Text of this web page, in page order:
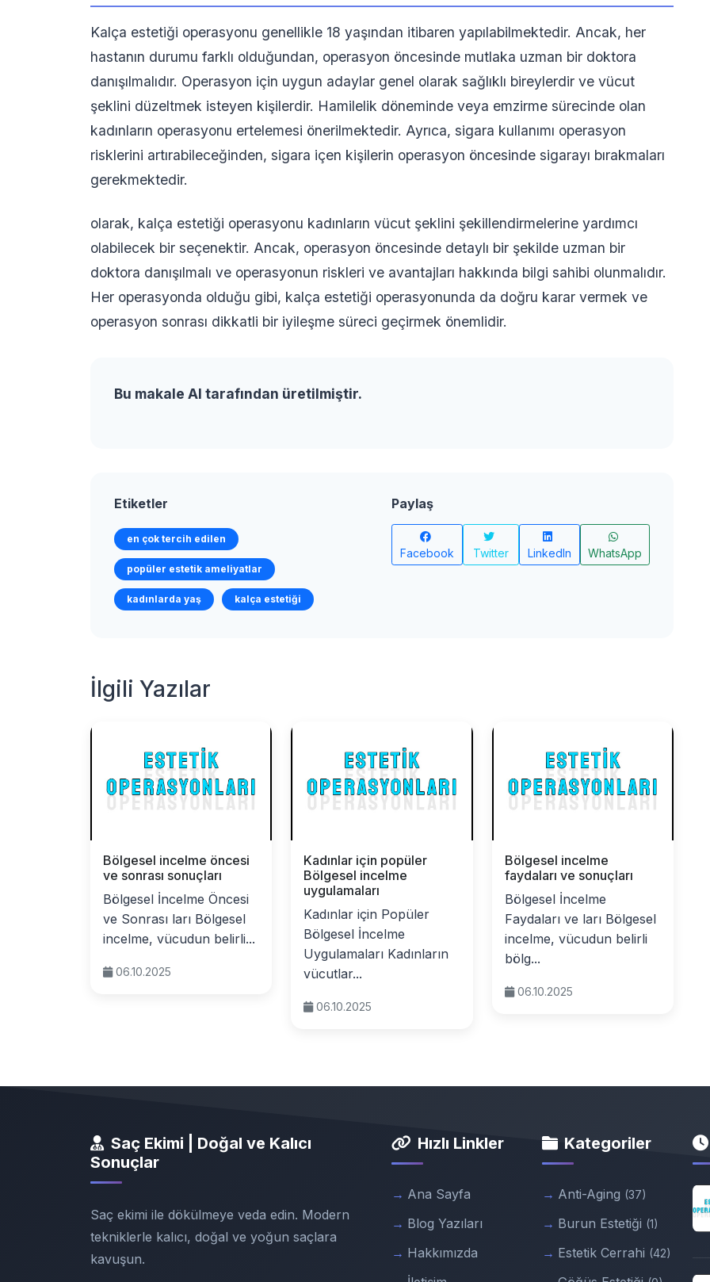
Kalça estetiği operasyonu genellikle 18 yaşından itibaren yapılabilmektedir. Ancak, her
hastanın durumu farklı olduğundan, operasyon öncesinde mutlaka uzman bir doktora
danışılmalıdır. Operasyon için uygun adaylar genel olarak sağlıklı bireylerdir ve vücut
şeklini düzeltmek isteyen kişilerdir. Hamilelik döneminde veya emzirme sürecinde olan
kadınların operasyonu ertelemesi önerilmektedir. Ayrıca, sigara kullanımı operasyon
risklerini artırabileceğinden, sigara içen kişilerin operasyon öncesinde sigarayı bırakmaları
gerekmektedir.
olarak, kalça estetiği operasyonu kadınların vücut şeklini şekillendirmelerine yardımcı
olabilecek bir seçenektir. Ancak, operasyon öncesinde detaylı bir şekilde uzman bir
doktora danışılmalı ve operasyonun riskleri ve avantajları hakkında bilgi sahibi olunmalıdır.
Her operasyonda olduğu gibi, kalça estetiği operasyonunda da doğru karar vermek ve
operasyon sonrası dikkatli bir iyileşme süreci geçirmek önemlidir.
Bu makale AI tarafından üretilmiştir.
Etiketler
en çok tercih edilen
popüler estetik ameliyatlar
kadınlarda yaş kalça estetiği
Paylaş
Facebook Twitter LinkedIn WhatsApp
İlgili Yazılar
Bölgesel incelme öncesi
ve sonrası sonuçları
Bölgesel İncelme Öncesi
ve Sonrası ları Bölgesel
incelme, vücudun belirli...
06.10.2025
Kadınlar için popüler
Bölgesel incelme
uygulamaları
Kadınlar için Popüler
Bölgesel İncelme
Uygulamaları Kadınların
vücutlar...
06.10.2025
Bölgesel incelme
faydaları ve sonuçları
Bölgesel İncelme
Faydaları ve ları Bölgesel
incelme, vücudun belirli
bölg...
06.10.2025
Saç Ekimi | Doğal ve Kalıcı
Sonuçlar
Saç ekimi ile dökülmeye veda edin. Modern
tekniklerle kalıcı, doğal ve yoğun saçlara
kavuşun.
Hızlı Linkler
Ana Sayfa
Blog Yazıları
Hakkımızda
Kategoriler
Anti-Aging (37)
Burun Estetiği (1)
Estetik Cerrahi (42)